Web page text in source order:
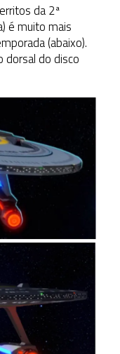
da 2ª
é muito mais
(abaixo).
dorsal do disco